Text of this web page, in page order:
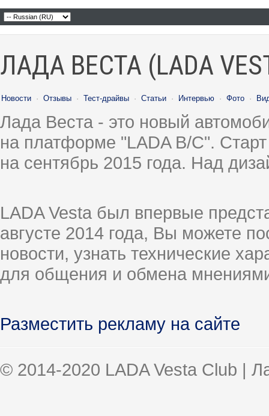
ЛАДА ВЕСТА (LADA
Новости · Отзывы · Тест-драйвы · Статьи · Интервью · Фото ·
Лада Веста - это новый
на платформе "LADA B/C".
на сентябрь 2015 года. Над
LADA Vesta был впервые
августе 2014 года, Вы можете
новости, узнать технические
для общения и обмена
Разместить рекламу на сайте
© 2014-2020 LADA Vesta Club |